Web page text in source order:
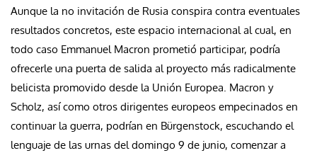
Aunque la no invitación de Rusia conspira contra eventuales
resultados concretos, este espacio internacional al cual, en
todo caso Emmanuel Macron prometió participar, podría
ofrecerle una puerta de salida al proyecto más radicalmente
belicista promovido desde la Unión Europea. Macron y
Scholz, así como otros dirigentes europeos empecinados en
continuar la guerra, podrían en Bürgenstock, escuchando el
lenguaje de las urnas del domingo 9 de junio, comenzar a